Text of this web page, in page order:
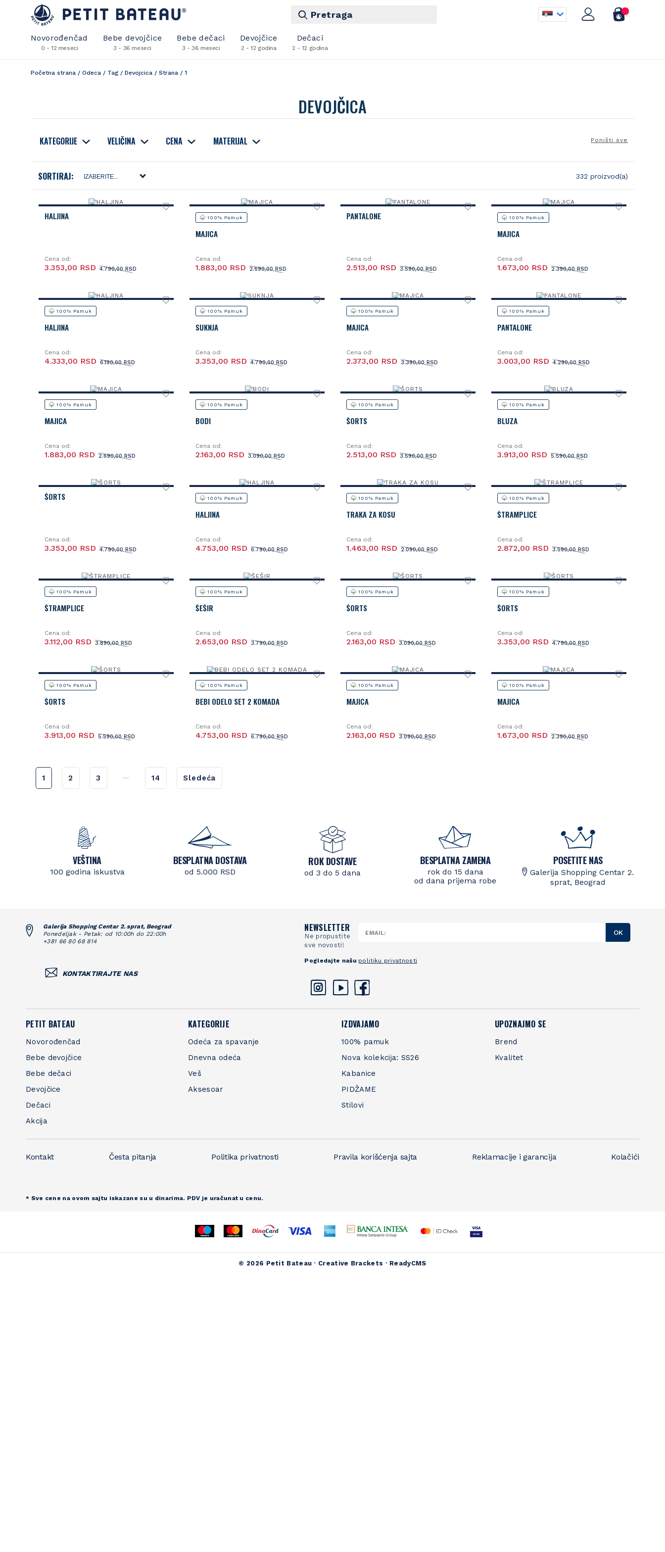
Pretraga
Novorođenčad
0 - 12 meseci
Bebe devojčice
3 - 36 meseci
Bebe dečaci
3 - 36 meseci
Devojčice
2 - 12 godina
Dečaci
2 - 12 godina
Početna strana / Odeca / Tag / Devojcica / Strana / 1
DEVOJČICA
KATEGORIJE VELIČINA CENA MATERIJAL Poništi sve
SORTIRAJ: 332 proizvod(a)
HALJINA
Cena od:
4.790,00 RSD
3.353,00 RSD
100% Pamuk
MAJICA
Cena od:
2.690,00 RSD
1.883,00 RSD
PANTALONE
Cena od:
3.590,00 RSD
2.513,00 RSD
100% Pamuk
MAJICA
Cena od:
2.390,00 RSD
1.673,00 RSD
100% Pamuk
HALJINA
Cena od:
6.190,00 RSD
4.333,00 RSD
100% Pamuk
SUKNJA
Cena od:
4.790,00 RSD
3.353,00 RSD
100% Pamuk
MAJICA
Cena od:
3.390,00 RSD
2.373,00 RSD
100% Pamuk
PANTALONE
Cena od:
4.290,00 RSD
3.003,00 RSD
100% Pamuk
MAJICA
Cena od:
2.690,00 RSD
1.883,00 RSD
100% Pamuk
BODI
Cena od:
3.090,00 RSD
2.163,00 RSD
100% Pamuk
ŠORTS
Cena od:
3.590,00 RSD
2.513,00 RSD
100% Pamuk
BLUZA
Cena od:
5.590,00 RSD
3.913,00 RSD
ŠORTS
Cena od:
4.790,00 RSD
3.353,00 RSD
100% Pamuk
HALJINA
Cena od:
6.790,00 RSD
4.753,00 RSD
100% Pamuk
TRAKA ZA KOSU
Cena od:
2.090,00 RSD
1.463,00 RSD
100% Pamuk
ŠTRAMPLICE
Cena od:
3.590,00 RSD
2.872,00 RSD
100% Pamuk
ŠTRAMPLICE
Cena od:
3.890,00 RSD
3.112,00 RSD
100% Pamuk
ŠEŠIR
Cena od:
3.790,00 RSD
2.653,00 RSD
100% Pamuk
ŠORTS
Cena od:
3.090,00 RSD
2.163,00 RSD
100% Pamuk
ŠORTS
Cena od:
4.790,00 RSD
3.353,00 RSD
100% Pamuk
ŠORTS
Cena od:
5.590,00 RSD
3.913,00 RSD
100% Pamuk
BEBI ODELO SET 2 KOMADA
Cena od:
6.790,00 RSD
4.753,00 RSD
100% Pamuk
MAJICA
Cena od:
3.090,00 RSD
2.163,00 RSD
100% Pamuk
MAJICA
Cena od:
2.390,00 RSD
1.673,00 RSD
1 2 3 ... 14 Sledeća
VEŠTINA
100 godina iskustva
BESPLATNA DOSTAVA
od 5.000 RSD
ROK DOSTAVE
od 3 do 5 dana
BESPLATNA ZAMENA
rok do 15 dana
od dana prijema robe
POSETITE NAS
Galerija Shopping Centar 2.
sprat, Beograd
Galerija Shopping Centar 2. sprat, Beograd
Ponedeljak - Petak: od 10:00h do 22:00h
+381 66 80 68 814
KONTAKTIRAJTE NAS
NEWSLETTER
Ne propustite
sve novosti!
OK
Pogledajte našu politiku privatnosti
PETIT BATEAU
Novorođenčad
Bebe devojčice
Bebe dečaci
Devojčice
Dečaci
Akcija
KATEGORIJE
Odeća za spavanje
Dnevna odeća
Veš
Aksesoar
IZDVAJAMO
100% pamuk
Nova kolekcija: SS26
Kabanice
PIDŽAME
Stilovi
UPOZNAJMO SE
Brend
Kvalitet
Kontakt Česta pitanja Politika privatnosti Pravila korišćenja sajta Reklamacije i garancija Kolačići
* Sve cene na ovom sajtu iskazane su u dinarima. PDV je uračunat u cenu.
© 2026 Petit Bateau · Creative Brackets · ReadyCMS